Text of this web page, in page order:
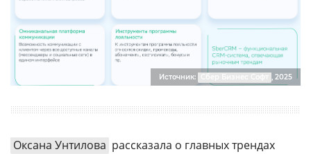
Источник: , 2025
Оксана Унтилова рассказала о главных трендах